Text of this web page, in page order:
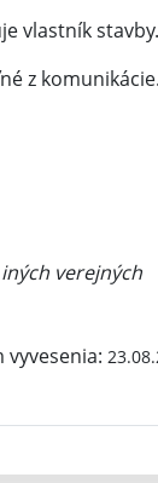
vlastník stavby.
z komunikácie.
verejných
vyvesenia: